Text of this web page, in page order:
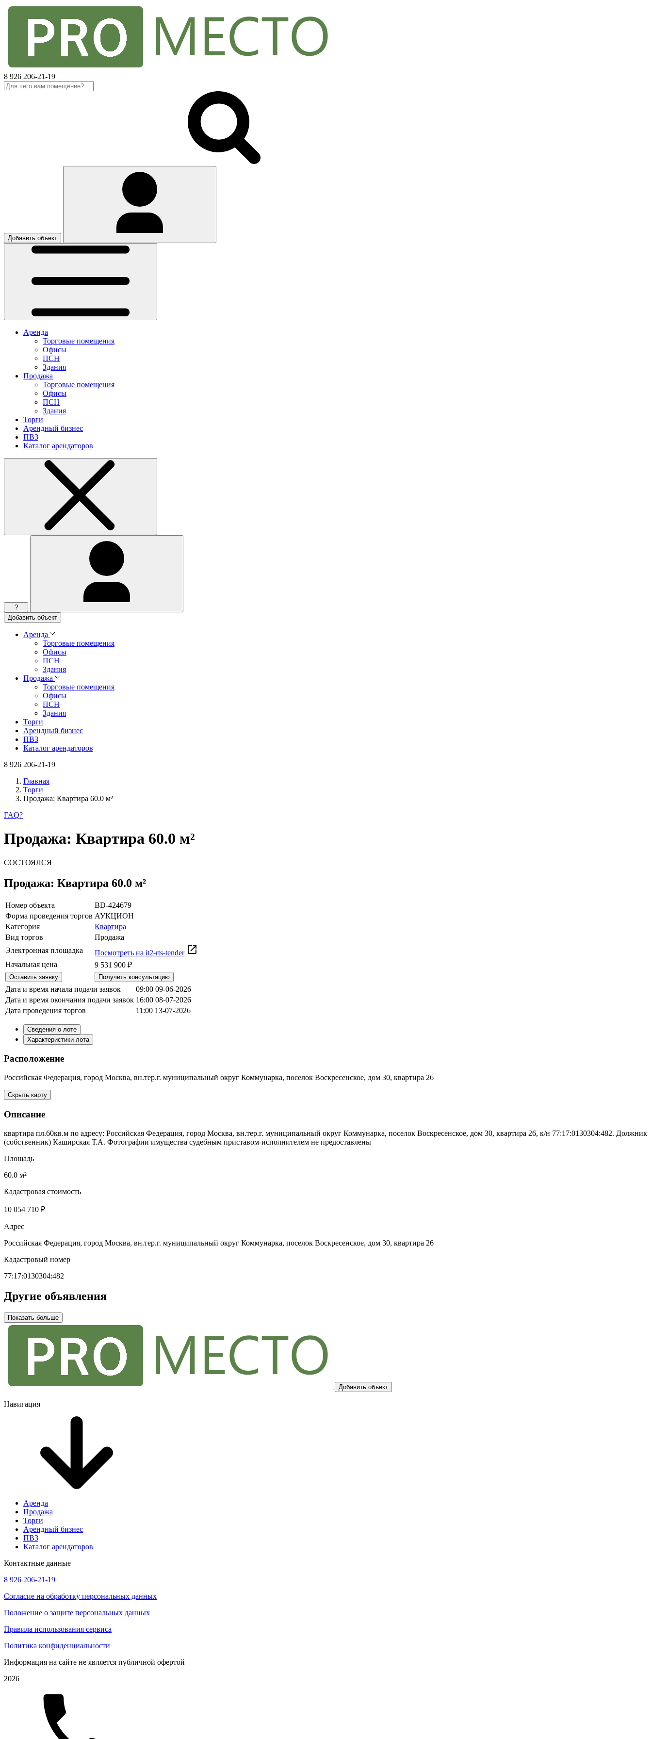
8 926 206-21-19
Добавить объект
Аренда
Торговые помещения
Офисы
ПСН
Здания
Продажа
Торговые помещения
Офисы
ПСН
Здания
Торги
Арендный бизнес
ПВЗ
Каталог арендаторов
?
Добавить объект
Аренда
Торговые помещения
Офисы
ПСН
Здания
Продажа
Торговые помещения
Офисы
ПСН
Здания
Торги
Арендный бизнес
ПВЗ
Каталог арендаторов
8 926 206-21-19
Главная
Торги
Продажа: Квартира 60.0 м²
FAQ?
Продажа: Квартира 60.0 м²
СОСТОЯЛСЯ
Продажа: Квартира 60.0 м²
Номер объекта
BD-424679
Форма проведения торгов АУКЦИОН
Категория
Квартира
Вид торгов
Продажа
Электронная площадка
Посмотреть на it2-rts-tender
Начальная цена
9 531 900 ₽
Оставить заявку Получить консультацию
Дата и время начала подачи заявок
09:00 09-06-2026
Дата и время окончания подачи заявок 16:00 08-07-2026
Дата проведения торгов
11:00 13-07-2026
Сведения о лоте
Характеристики лота
Расположение
Российская Федерация, город Москва, вн.тер.г. муниципальный округ Коммунарка, поселок Воскресенское, дом 30, квартира 26
Скрыть карту
Описание
квартира пл.60кв.м по адресу: Российская Федерация, город Москва, вн.тер.г. муниципальный округ Коммунарка, поселок Воскресенское, дом 30, квартира 26, к/н 77:17:0130304:482. Должник
(собственник) Каширская Т.А. Фотографии имущества судебным приставом-исполнителем не предоставлены
Площадь
60.0 м²
Кадастровая стоимость
10 054 710 ₽
Адрес
Российская Федерация, город Москва, вн.тер.г. муниципальный округ Коммунарка, поселок Воскресенское, дом 30, квартира 26
Кадастровый номер
77:17:0130304:482
Другие объявления
Показать больше
Добавить объект
Навигация
Аренда
Продажа
Торги
Арендный бизнес
ПВЗ
Каталог арендаторов
Контактные данные
8 926 206-21-19
Согласие на обработку персональных данных
Положение о защите персональных данных
Правила использования сервиса
Политика конфиденциальности
Информация на сайте не является публичной офертой
2026